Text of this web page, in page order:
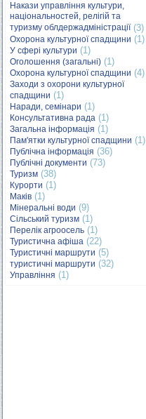
Накази управління культури,
національностей, релігій та
туризму облдержадміністрації(3)
Охорона культурної спадщини (1)
У сфері культури (1)
Оголошення (загальні) (1)
Охорона культурної спадщини (4)
Заходи з охорони культурної
спадщини (1)
Наради, семінари (1)
Консультативна рада (1)
Загальна інформація (1)
Пам'ятки культурної спадщини (1)
Публічна інформація (36)
Публічні документи (73)
Туризм (38)
Курорти (1)
Маків (1)
Мінеральні води (9)
Сільський туризм (1)
Перелік агроосель (1)
Туристична афіша (22)
Туристичні маршрути (5)
туристичні маршрути (32)
Управління (1)